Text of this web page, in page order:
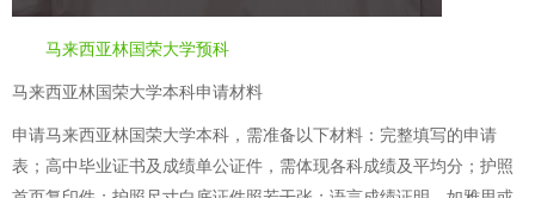
马来西亚林国荣大学预科
马来西亚林国荣大学本科申请材料
申请马来西亚林国荣大学本科，需准备以下材料：完整填写的申请
表；高中毕业证书及成绩单公证件，需体现各科成绩及平均分；护照